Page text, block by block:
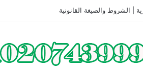
التي تحمي المشتري في القانون المصري